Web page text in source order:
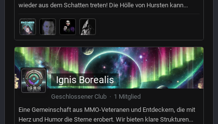
wieder aus dem Schatten treten! Die Hölle von Hursten kann...
Ignis Borealis
Geschlossener Club · 1 Mitglied
Eine Gemeinschaft aus MMO-Veteranen und Entdeckern, die mit
Herz und Humor die Sterne erobert. Wir bieten klare Strukturen...